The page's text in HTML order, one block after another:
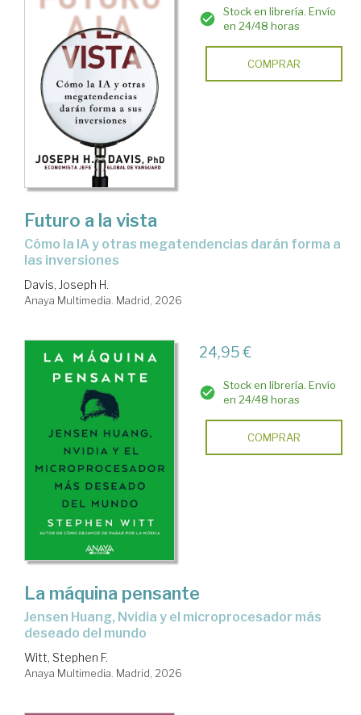
Stock en librería. Envío
en 24/48 horas
COMPRAR
Futuro a la vista
Cómo la IA y otras megatendencias darán forma a
las inversiones
Davis, Joseph H.
Anaya Multimedia. Madrid, 2026
24,95 €
Stock en librería. Envío
en 24/48 horas
COMPRAR
La máquina pensante
Jensen Huang, Nvidia y el microprocesador más
deseado del mundo
Witt, Stephen F.
Anaya Multimedia. Madrid, 2026